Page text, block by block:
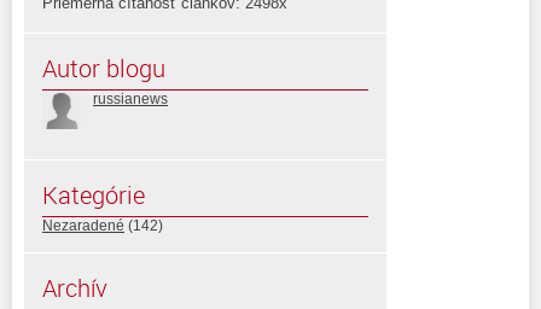
Autor blogu
russianews
Kategórie
Nezaradené (142)
Archív